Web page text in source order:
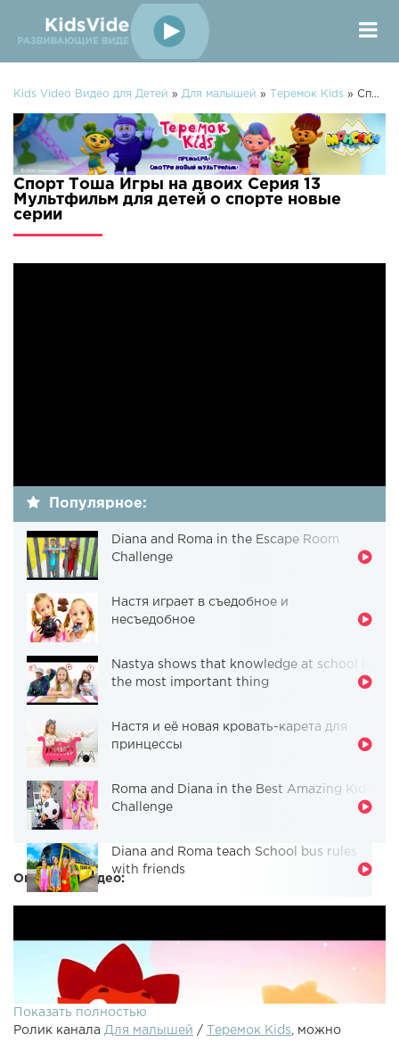
Kids Video Видео для Детей » Для малышей » Теремок Kids » Спорт Тоша Игры на двоих Серия 13 Мультфильм для детей о спорте
Спорт Тоша Игры на двоих Серия 13
Мультфильм для детей о спорте новые
серии
Популярное:
Diana and Roma in the Escape Room
Challenge
Настя играет в съедобное и
несъедобное
Nastya shows that knowledge at school is
the most important thing
Настя и её новая кровать-карета для
принцессы
Roma and Diana in the Best Amazing Kids
Challenge
Diana and Roma teach School bus rules
with friends
Описание видео:
Показать полностью
Ролик канала Для малышей / Теремок Kids , можно